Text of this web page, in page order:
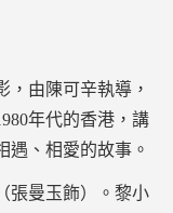
，由陳可辛執導，
年代的香港，講
遇、相愛的故事。
張曼玉飾）。黎小